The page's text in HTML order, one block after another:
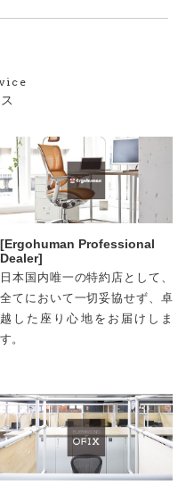
[Ergohuman Professional
Dealer]
日本国内唯⼀の特約店として、
全てにおいて⼀切妥協せず、卓
越した座り心地をお届けしま
す。